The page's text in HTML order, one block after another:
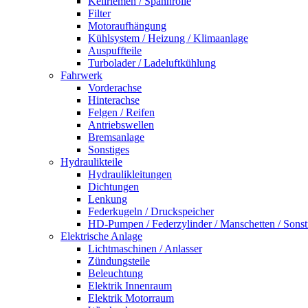
Filter
Motoraufhängung
Kühlsystem / Heizung / Klimaanlage
Auspuffteile
Turbolader / Ladeluftkühlung
Fahrwerk
Vorderachse
Hinterachse
Felgen / Reifen
Antriebswellen
Bremsanlage
Sonstiges
Hydraulikteile
Hydraulikleitungen
Dichtungen
Lenkung
Federkugeln / Druckspeicher
HD-Pumpen / Federzylinder / Manschetten /
Elektrische Anlage
Lichtmaschinen / Anlasser
Zündungsteile
Beleuchtung
Elektrik Innenraum
Elektrik Motorraum